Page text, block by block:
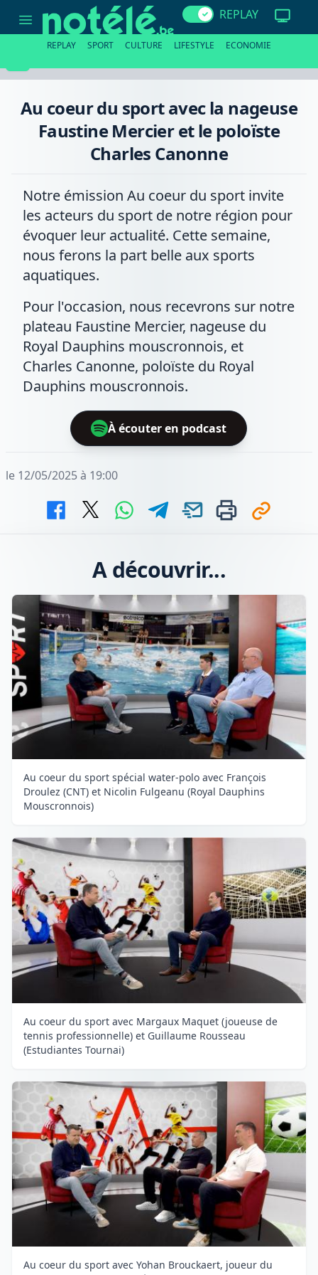
coeur
nageuse
REPLAY
REPLAY SPORT CULTURE LIFESTYLE ECONOMIE
Au coeur du sport avec la nageuse
Faustine Mercier et le poloïste
Charles Canonne
Notre émission Au coeur du sport invite
les acteurs du sport de notre région pour
évoquer leur actualité. Cette semaine,
nous ferons la part belle aux sports
aquatiques.
Pour l'occasion, nous recevrons sur notre
plateau Faustine Mercier, nageuse du
Royal Dauphins mouscronnois, et
Charles Canonne, poloïste du Royal
Dauphins mouscronnois.
À écouter en podcast
le 12/05/2025 à 19:00
A découvrir...
Au coeur du sport spécial water-polo avec François
Droulez (CNT) et Nicolin Fulgeanu (Royal Dauphins
Mouscronnois)
Au coeur du sport avec Margaux Maquet (joueuse de
tennis professionnelle) et Guillaume Rousseau
(Estudiantes Tournai)
Au coeur du sport avec Yohan Brouckaert, joueur du